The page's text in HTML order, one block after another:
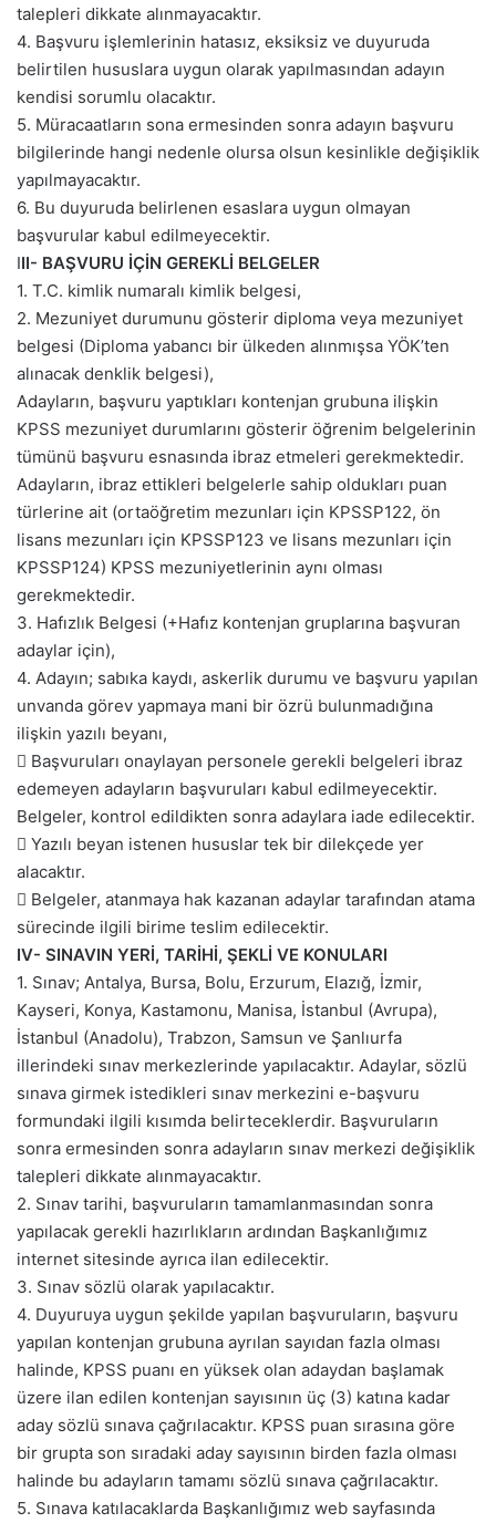
talepleri dikkate alınmayacaktır.
4. Başvuru işlemlerinin hatasız, eksiksiz ve duyuruda
belirtilen hususlara uygun olarak yapılmasından adayın
kendisi sorumlu olacaktır.
5. Müracaatların sona ermesinden sonra adayın başvuru
bilgilerinde hangi nedenle olursa olsun kesinlikle değişiklik
yapılmayacaktır.
6. Bu duyuruda belirlenen esaslara uygun olmayan
başvurular kabul edilmeyecektir.
III- BAŞVURU İÇİN GEREKLİ BELGELER
1. T.C. kimlik numaralı kimlik belgesi,
2. Mezuniyet durumunu gösterir diploma veya mezuniyet
belgesi (Diploma yabancı bir ülkeden alınmışsa YÖK’ten
alınacak denklik belgesi),
Adayların, başvuru yaptıkları kontenjan grubuna ilişkin
KPSS mezuniyet durumlarını gösterir öğrenim belgelerinin
tümünü başvuru esnasında ibraz etmeleri gerekmektedir.
Adayların, ibraz ettikleri belgelerle sahip oldukları puan
türlerine ait (ortaöğretim mezunları için KPSSP122, ön
lisans mezunları için KPSSP123 ve lisans mezunları için
KPSSP124) KPSS mezuniyetlerinin aynı olması
gerekmektedir.
3. Hafızlık Belgesi (+Hafız kontenjan gruplarına başvuran
adaylar için),
4. Adayın; sabıka kaydı, askerlik durumu ve başvuru yapılan
unvanda görev yapmaya mani bir özrü bulunmadığına
ilişkin yazılı beyanı,
 Başvuruları onaylayan personele gerekli belgeleri ibraz
edemeyen adayların başvuruları kabul edilmeyecektir.
Belgeler, kontrol edildikten sonra adaylara iade edilecektir.
 Yazılı beyan istenen hususlar tek bir dilekçede yer
alacaktır.
 Belgeler, atanmaya hak kazanan adaylar tarafından atama
sürecinde ilgili birime teslim edilecektir.
IV- SINAVIN YERİ, TARİHİ, ŞEKLİ VE KONULARI
1. Sınav; Antalya, Bursa, Bolu, Erzurum, Elazığ, İzmir,
Kayseri, Konya, Kastamonu, Manisa, İstanbul (Avrupa),
İstanbul (Anadolu), Trabzon, Samsun ve Şanlıurfa
illerindeki sınav merkezlerinde yapılacaktır. Adaylar, sözlü
sınava girmek istedikleri sınav merkezini e-başvuru
formundaki ilgili kısımda belirteceklerdir. Başvuruların
sonra ermesinden sonra adayların sınav merkezi değişiklik
talepleri dikkate alınmayacaktır.
2. Sınav tarihi, başvuruların tamamlanmasından sonra
yapılacak gerekli hazırlıkların ardından Başkanlığımız
internet sitesinde ayrıca ilan edilecektir.
3. Sınav sözlü olarak yapılacaktır.
4. Duyuruya uygun şekilde yapılan başvuruların, başvuru
yapılan kontenjan grubuna ayrılan sayıdan fazla olması
halinde, KPSS puanı en yüksek olan adaydan başlamak
üzere ilan edilen kontenjan sayısının üç (3) katına kadar
aday sözlü sınava çağrılacaktır. KPSS puan sırasına göre
bir grupta son sıradaki aday sayısının birden fazla olması
halinde bu adayların tamamı sözlü sınava çağrılacaktır.
5. Sınava katılacaklarda Başkanlığımız web sayfasında